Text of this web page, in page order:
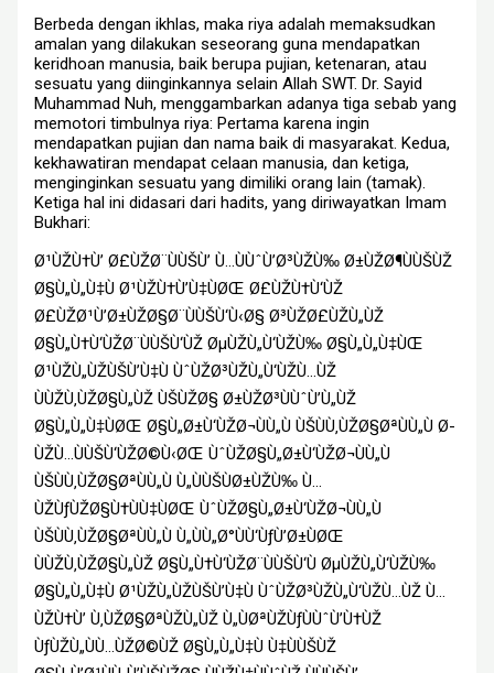
Berbeda dengan ikhlas, maka riya adalah memaksudkan
amalan yang dilakukan seseorang guna mendapatkan
keridhoan manusia, baik berupa pujian, ketenaran, atau
sesuatu yang diinginkannya selain Allah SWT. Dr. Sayid
Muhammad Nuh, menggambarkan adanya tiga sebab yang
memotori timbulnya riya: Pertama karena ingin
mendapatkan pujian dan nama baik di masyarakat. Kedua,
kekhawatiran mendapat celaan manusia, dan ketiga,
menginginkan sesuatu yang dimiliki orang lain (tamak).
Ketiga hal ini didasari dari hadits, yang diriwayatkan Imam
Bukhari:
Ø¹ÙŽÙ†Ù’ Ø£ÙŽØ¨ÙÙŠÙ’ Ù…ÙÙˆÙ’Ø³ÙŽÙ‰ Ø±ÙŽØ¶ÙÙŠÙŽ
Ø§Ù„Ù„Ù‡Ù Ø¹ÙŽÙ†Ù’Ù‡ÙØŒ Ø£ÙŽÙ†Ù‘ÙŽ
Ø£ÙŽØ¹Ù’Ø±ÙŽØ§Ø¨ÙÙŠÙ‘Ù‹Ø§ Ø³ÙŽØ£ÙŽÙ„ÙŽ
Ø§Ù„Ù†Ù‘ÙŽØ¨ÙÙŠÙ‘ÙŽ ØµÙŽÙ„Ù‘ÙŽÙ‰ Ø§Ù„Ù„Ù‡ÙŒ
Ø¹ÙŽÙ„ÙŽÙŠÙ’Ù‡Ù ÙˆÙŽØ³ÙŽÙ„Ù‘ÙŽÙ…ÙŽ
ÙÙŽÙ‚ÙŽØ§Ù„ÙŽ ÙŠÙŽØ§ Ø±ÙŽØ³ÙÙˆÙ’Ù„ÙŽ
Ø§Ù„Ù„Ù‡ÙØŒ Ø§Ù„Ø±Ù‘ÙŽØ¬ÙÙ„Ù ÙŠÙÙ‚ÙŽØ§ØªÙÙ„Ù Ø­
ÙŽÙ…ÙÙŠÙ‘ÙŽØ©Ù‹ØŒ ÙˆÙŽØ§Ù„Ø±Ù‘ÙŽØ¬ÙÙ„Ù
ÙŠÙÙ‚ÙŽØ§ØªÙÙ„Ù Ù„ÙÙŠÙØ±ÙŽÙ‰ Ù…
ÙŽÙƒÙŽØ§Ù†ÙÙ‡ÙØŒ ÙˆÙŽØ§Ù„Ø±Ù‘ÙŽØ¬ÙÙ„Ù
ÙŠÙÙ‚ÙŽØ§ØªÙÙ„Ù Ù„ÙÙ„Ø°ÙÙ‘ÙƒÙ’Ø±ÙØŒ
ÙÙŽÙ‚ÙŽØ§Ù„ÙŽ Ø§Ù„Ù†Ù‘ÙŽØ¨ÙÙŠÙ‘Ù ØµÙŽÙ„Ù‘ÙŽÙ‰
Ø§Ù„Ù„Ù‡Ù Ø¹ÙŽÙ„ÙŽÙŠÙ’Ù‡Ù ÙˆÙŽØ³ÙŽÙ„Ù‘ÙŽÙ…ÙŽ Ù…
ÙŽÙ†Ù’ Ù‚ÙŽØ§ØªÙŽÙ„ÙŽ Ù„ÙØªÙŽÙƒÙÙˆÙ’Ù†ÙŽ
ÙƒÙŽÙ„ÙÙ…ÙŽØ©ÙŽ Ø§Ù„Ù„Ù‡Ù Ù‡ÙÙŠÙŽ